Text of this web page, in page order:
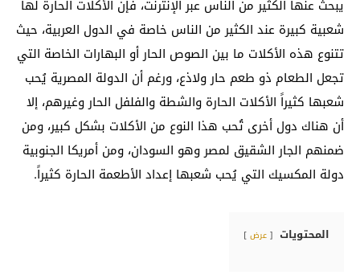
يبحث عنها الكثير من الناس عبر الإنترنت، فإن الأكلات الحارة لها
شعبية كبيرة عند الكثير من الناس خاصة في الدول العربية، حيث
تتنوع هذه الأكلات ما بين الصوص الحار أو البهارات الخاصة التي
تجعل الطعام ذو طعم حار ولاذع، ورغم أن الدولة المصرية يُحب
شعبها كثيراً الأكلات الحارة والشطة والفلفل الحار وغيرهم، إلا
أن هناك دول أخرى تُحب هذا النوع من الأكلات بشكل كبير، ومن
ضمنهم الجار الشقيق لمصر وهو السودان، ومن أمريكا الجنوبية
دولة المكسيك التي يُحب شعبها إعداد الأطعمة الحارة كثيراً.
المحتويات عرض